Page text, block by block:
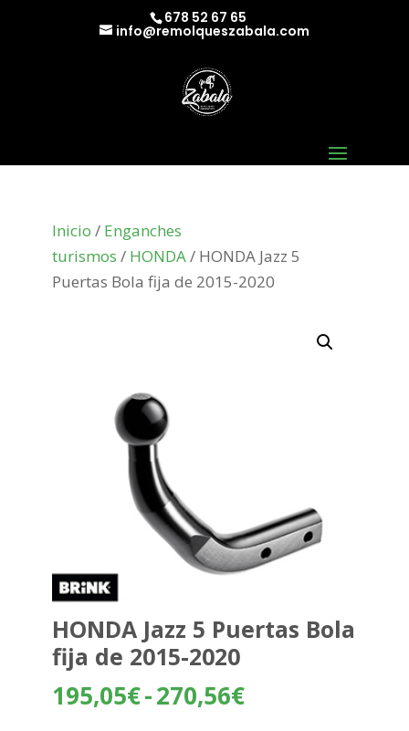
678 52 67 65
info@remolqueszabala.com
Inicio / Enganches
turismos / HONDA/ HONDA Jazz 5
Puertas Bola fija de 2015-2020
HONDA Jazz 5 Puertas Bola
fija de 2015-2020
195,05€-270,56€Rango